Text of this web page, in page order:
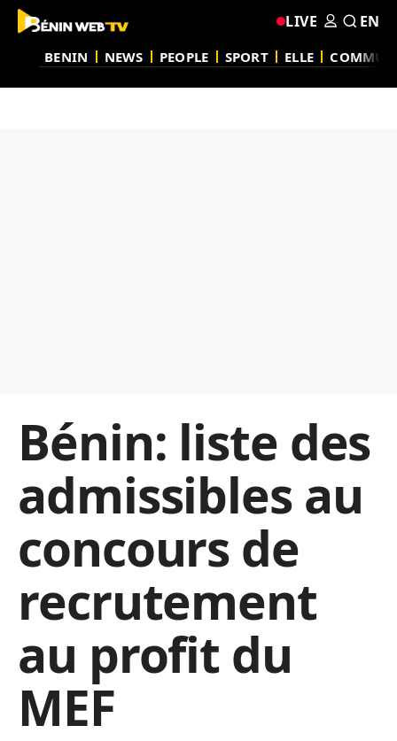
BENIN NEWS PEOPLE SPORT ELLE
LIVE EN
Bénin: liste des
admissibles au
concours de
recrutement
au profit du
MEF